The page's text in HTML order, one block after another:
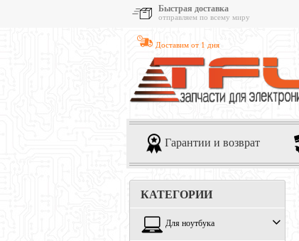
Быстрая доставка
отправляем по всему миру
Доставим от 1 дня
Гарантии и возврат
КАТЕГОРИИ
Для ноутбука